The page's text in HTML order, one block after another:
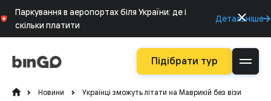
Паркування в аеропортах біля України: де і
скільки платити
Детальніше
Підібрати тур
Новини Українці зможуть літати на Маврикій без візи